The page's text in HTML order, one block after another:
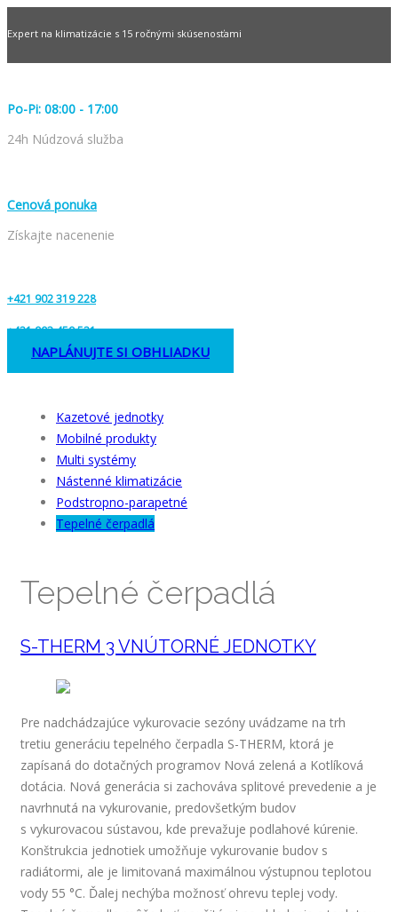
Expert na klimatizácie s 15 ročnými skúsenosťami
Po-Pi: 08:00 - 17:00
24h Núdzová služba
Cenová ponuka
Získajte nacenenie
+421 902 319 228
+421 903 459 521
NAPLÁNUJTE SI OBHLIADKU
Kazetové jednotky
Mobilné produkty
Multi systémy
Nástenné klimatizácie
Podstropno-parapetné
Tepelné čerpadlá
Tepelné čerpadlá
S-THERM 3 VNÚTORNÉ JEDNOTKY
Pre nadchádzajúce vykurovacie sezóny uvádzame na trh
tretiu generáciu tepelného čerpadla S-THERM, ktorá je
zapísaná do dotačných programov Nová zelená a Kotlíková
dotácia. Nová generácia si zachováva splitové prevedenie a je
navrhnutá na vykurovanie, predovšetkým budov
s vykurovacou sústavou, kde prevažuje podlahové kúrenie.
Konštrukcia jednotiek umožňuje vykurovanie budov s
radiátormi, ale je limitovaná maximálnou výstupnou teplotou
vody 55 °C. Ďalej nechýba možnosť ohrevu teplej vody.